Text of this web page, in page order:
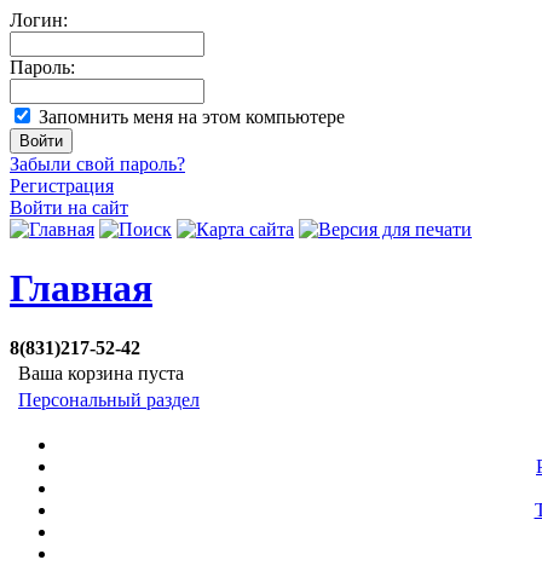
Логин:
Пароль:
Запомнить меня на этом компьютере
Забыли свой пароль?
Регистрация
Войти на сайт
Главная
8(831)217-52-42
Ваша корзина пуста
Персональный раздел